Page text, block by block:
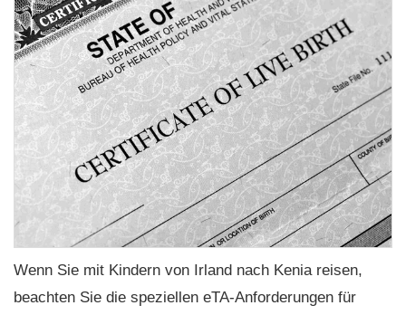
Wenn Sie mit Kindern von Irland nach Kenia reisen,
beachten Sie die speziellen eTA-Anforderungen für